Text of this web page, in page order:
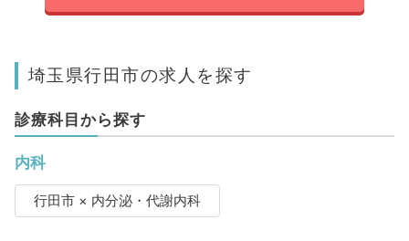
埼玉県行田市の求人を探す
診療科目から探す
内科
行田市 × 内分泌・代謝内科